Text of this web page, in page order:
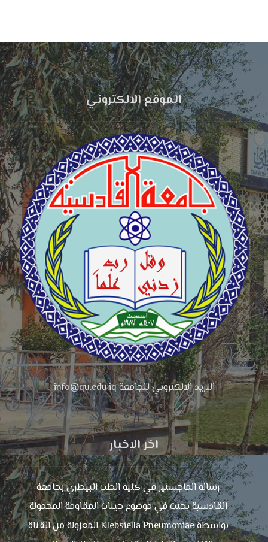
الموقع الالكتروني
البريد الالكتروني للجامعة info@qu.edu.iq
اخر الاخبار
رسالة الماجستير في كلية الطب البيطري بجامعة
القادسية بحثت في موضوع جينات المقاومة المحمولة
بواسطة Klebsiella Pneumoniae المعزولة من القناة